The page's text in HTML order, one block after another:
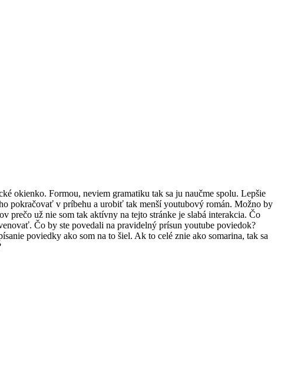
okienko. Formou, neviem gramatiku tak sa ju naučme spolu. Lepšie
pokračovať v príbehu a urobiť tak menší youtubový román. Možno by
prečo už nie som tak aktívny na tejto stránke je slabá interakcia. Čo
Čo by ste povedali na pravidelný prísun youtube poviedok?
poviedky ako som na to šiel. Ak to celé znie ako somarina, tak sa